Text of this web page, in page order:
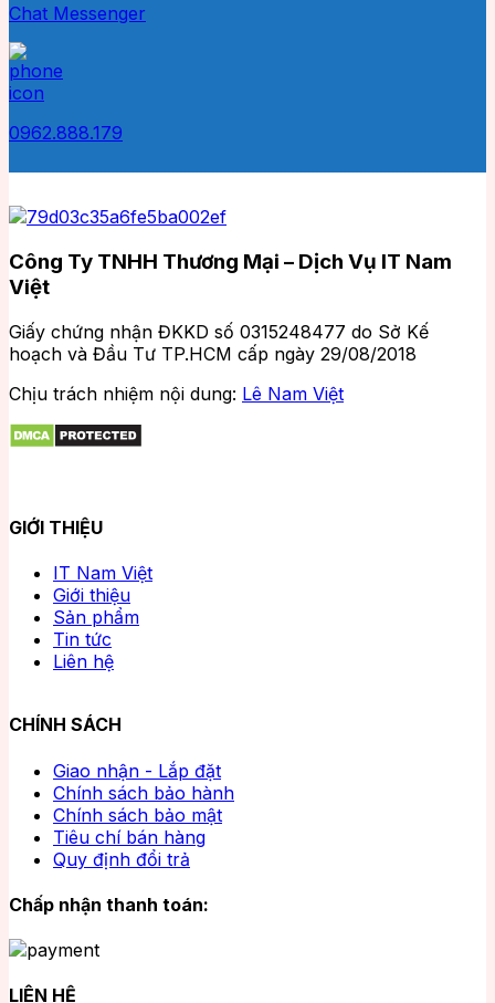
Chat Messenger
0962.888.179
Công Ty TNHH Thương Mại – Dịch Vụ IT Nam
Việt
Giấy chứng nhận ĐKKD số 0315248477 do Sở Kế
hoạch và Đầu Tư TP.HCM cấp ngày 29/08/2018
Chịu trách nhiệm nội dung: Lê Nam Việt
GIỚI THIỆU
IT Nam Việt
Giới thiệu
Sản phẩm
Tin tức
Liên hệ
CHÍNH SÁCH
Giao nhận - Lắp đặt
Chính sách bảo hành
Chính sách bảo mật
Tiêu chí bán hàng
Quy định đổi trả
Chấp nhận thanh toán:
LIÊN HỆ